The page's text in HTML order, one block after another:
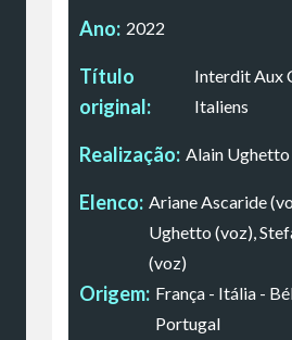
Ano: 2022
Título
original:
Interdit Aux
Italiens
Realização: Alain Ughetto
Elenco: Ariane Ascaride
Ughetto (voz),
(voz)
Origem: França - Itália -
Portugal